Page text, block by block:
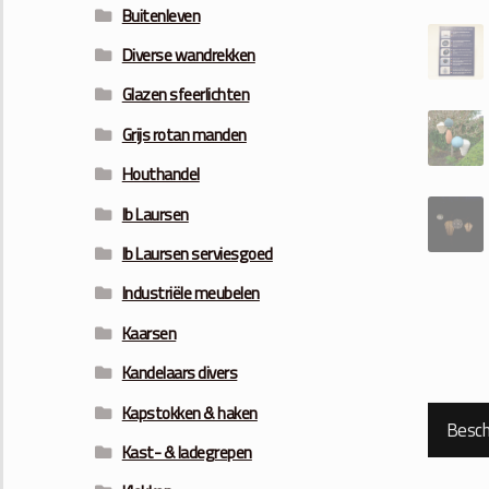
Buitenleven
Diverse wandrekken
Glazen sfeerlichten
Grijs rotan manden
Houthandel
Ib Laursen
Ib Laursen serviesgoed
Industriële meubelen
Kaarsen
Kandelaars divers
Kapstokken & haken
Kast- & ladegrepen